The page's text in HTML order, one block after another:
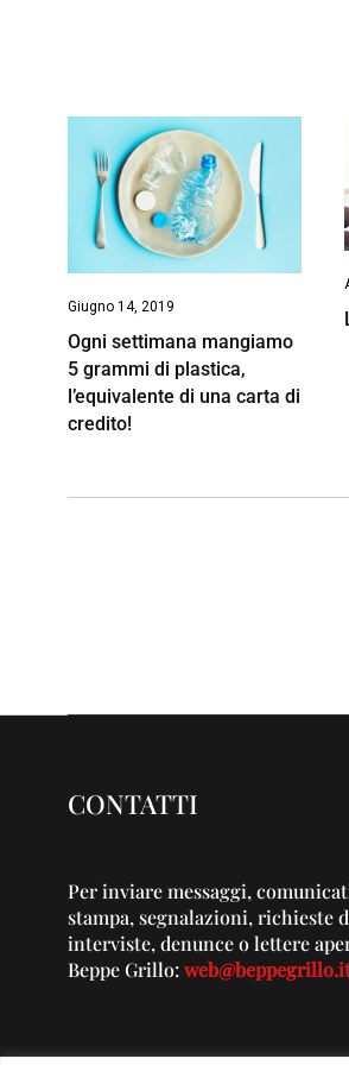
Giugno 14, 2019
Ogni settimana mangiamo
5 grammi di plastica,
l’equivalente di una carta di
credito!
CONTATTI
Per inviare messaggi,
stampa, segnalazioni, richieste
interviste, denunce o lettere
Beppe Grillo: